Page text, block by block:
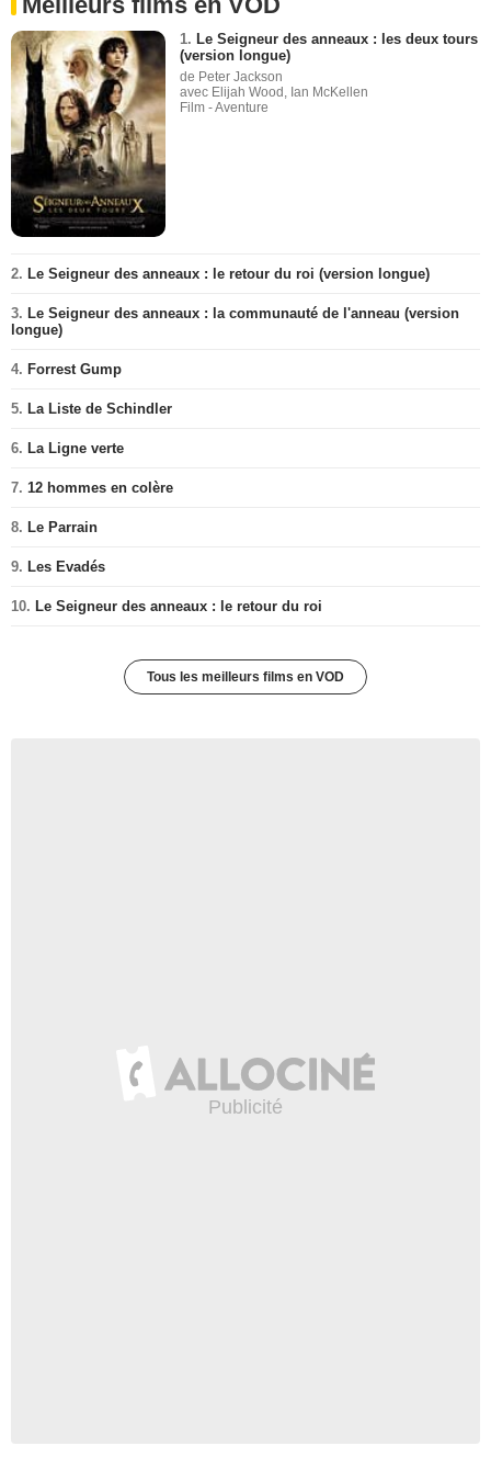
1. Le Seigneur des anneaux : les deux tours
(version longue)
de Peter Jackson
avec Elijah Wood, Ian McKellen
Film - Aventure
2. Le Seigneur des anneaux : le retour du roi (version longue)
3. Le Seigneur des anneaux : la communauté de l'anneau (version
longue)
4. Forrest Gump
5. La Liste de Schindler
6. La Ligne verte
7. 12 hommes en colère
8. Le Parrain
9. Les Evadés
10. Le Seigneur des anneaux : le retour du roi
Tous les meilleurs films en VOD